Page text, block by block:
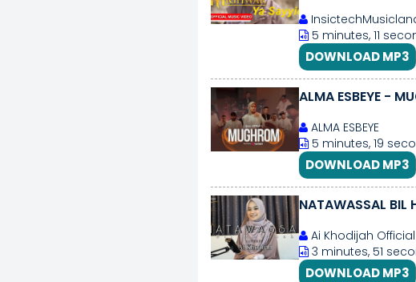
5 minutes, 11
DOWNLOAD MP3
ALMA ESBEYE -
ALMA ESBEYE
5 minutes, 19
DOWNLOAD MP3
NATAWASSAL BIL
Ai Khodijah Official
3 minutes, 51
DOWNLOAD MP3